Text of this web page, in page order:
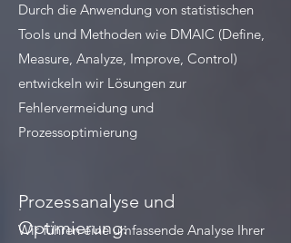
Durch die Anwendung von statistischen
Tools und Methoden wie DMAIC (Define,
Measure, Analyze, Improve, Control)
entwickeln wir Lösungen zur
Fehlervermeidung und
Prozessoptimierung
.​
Wir führen eine umfassende Analyse Ihrer
Prozessanalyse und
Optimierung: